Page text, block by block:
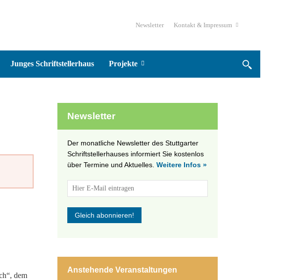
Newsletter Kontakt & Impressum
Junges Schriftstellerhaus Projekte
dem
Newsletter
Der monatliche Newsletter des Stuttgarter
Schriftstellerhauses informiert Sie kostenlos
über Termine und Aktuelles. Weitere Infos »
Anstehende Veranstaltungen